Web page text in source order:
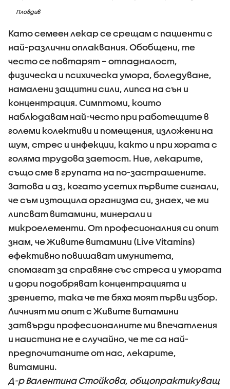
Пловдив
Като семеен лекар се срещам с пациенти с
най-различни оплаквания. Обобщени, те
често се повтарят – отпадналост,
физическа и психическа умора, боледуване,
намалени защитни сили, липса на сън и
концентрация. Симптоми, които
наблюдавам най-често при работещите в
големи колективи и помещения, изложени на
шум, стрес и инфекции, както и при хората с
голяма трудова заетост. Ние, лекарите,
също сме в групата на по-застрашените.
Затова и аз, когато усетих първите сигнали,
че съм изтощила организма си, знаех, че ми
липсват витамини, минерали и
микроелементи. От професионалния си опит
знам, че Живите витамини (Live Vitamins)
ефективно повишават имунитета,
спомагат за справяне със стреса и умората
и дори подобряват концентрацията и
зрението, така че те бяха моят първи избор.
Личният ми опит с Живите витамини
затвърди професионалните ми впечатления
и наистина не е случайно, че те са най-
предпочитаните от нас, лекарите,
витамини.
Д-р Валентина Стойкова, общопрактикуващ